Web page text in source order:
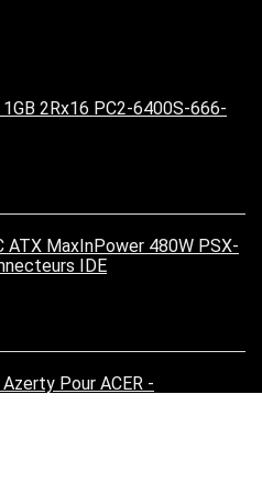
2Rx16 PC2-6400S-666-
ATX MaxInPower 480W PSX-
IDE
Pour ACER -